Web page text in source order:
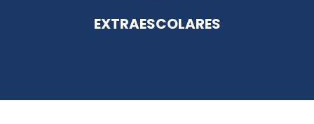
EXTRAESCOLARES